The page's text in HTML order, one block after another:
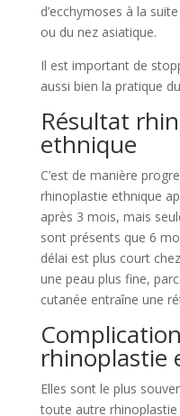
d’ecchymoses à la
ou du nez asiatique.
Il est important de
aussi bien la pratique
Résultat
ethnique
C’est de manière
rhinoplastie ethnique
après 3 mois, mais
sont présents que 6
délai est plus court
une peau plus fine,
cutanée entraîne une
rhinoplastie
Elles sont le plus
toute autre